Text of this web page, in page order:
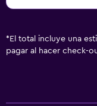
* El total incluye una
pagar al hacer check-